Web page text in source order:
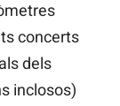
concerts
dels
inclosos)